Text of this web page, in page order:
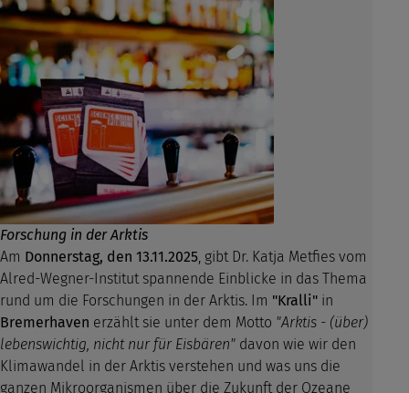
Forschung in der Arktis
Am Donnerstag, den 13.11.2025 , gibt Dr. Katja Metfies vom
Alred-Wegner-Institut spannende Einblicke in das Thema
rund um die Forschungen in der Arktis. Im "Kralli" in
Bremerhaven erzählt sie unter dem Motto "Arktis - (über)
lebenswichtig, nicht nur für Eisbären" davon wie wir den
Klimawandel in der Arktis verstehen und was uns die
ganzen Mikroorganismen über die Zukunft der Ozeane